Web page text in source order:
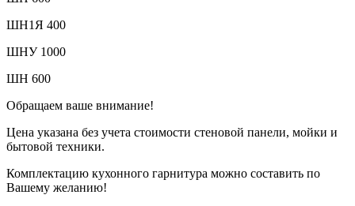
ШН1Я 400
ШНУ 1000
ШН 600
Обращаем ваше внимание!
Цена указана без учета стоимости стеновой панели, мойки и
бытовой техники.
Комплектацию кухонного гарнитура можно составить по
Вашему желанию!